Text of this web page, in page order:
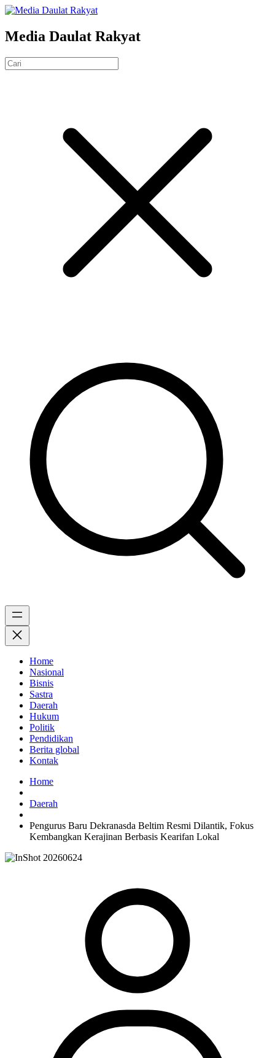
Media Daulat Rakyat
Home
Nasional
Bisnis
Sastra
Daerah
Hukum
Politik
Pendidikan
Berita global
Kontak
Home
Daerah
Pengurus Baru Dekranasda Beltim Resmi Dilantik, Fokus
Kembangkan Kerajinan Berbasis Kearifan Lokal